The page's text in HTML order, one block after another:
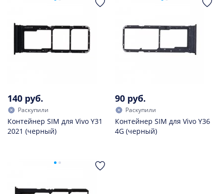
140 руб.
Раскупили
Контейнер SIM для Vivo Y31
2021 (черный)
90 руб.
Раскупили
Контейнер SIM для Vivo Y36
4G (черный)